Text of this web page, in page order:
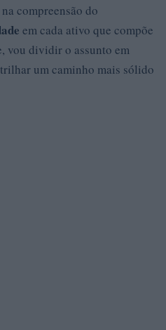
compreensão do
em cada ativo que compõe
vou dividir o assunto em
um caminho mais sólido